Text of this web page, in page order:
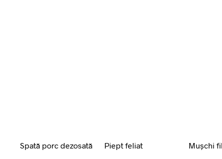
Spată porc dezosată Piept feliat Muşchi